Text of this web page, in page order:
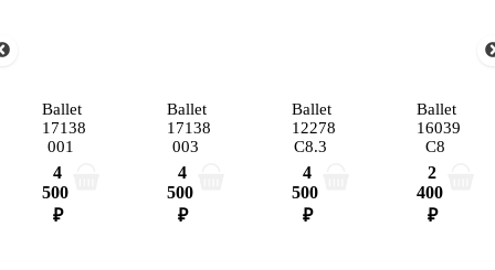
Ballet
17138
001
4
500
₽
Ballet
17138
003
4
500
₽
Ballet
12278
C8.3
4
500
₽
Ballet
16039
C8
2
400
₽